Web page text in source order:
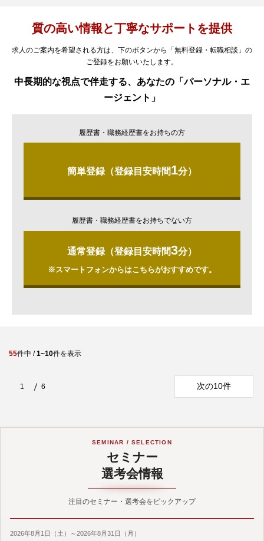
質の高い情報と丁寧なサポートを提供
求人のご案内を希望される方は、下のボタンから「無料登録・転職相談」の
ご登録をお願いいたします。
中長期的な視点で伴走する、あなたの「パーソナル・エ
ージェント」
履歴書・職務経歴書をお持ちの方
簡単登録（登録目安時間1分）
履歴書・職務経歴書をお持ちでない方
通常登録（登録目安時間3分）
※スマートフォンからはこちらがおすすめです。
55件中 /1~10件を表示
1 6 次の10件
SEMINAR / SELECTION
セミナー
選考会情報
注目のセミナー・選考会をピックアップ
2026年8月1日（土）～2026年8月31日（月）